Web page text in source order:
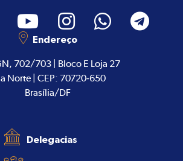
Endereço
702/703 | Bloco E Loja 27
Norte | CEP: 70720-650
Brasília/DF
Delegacias